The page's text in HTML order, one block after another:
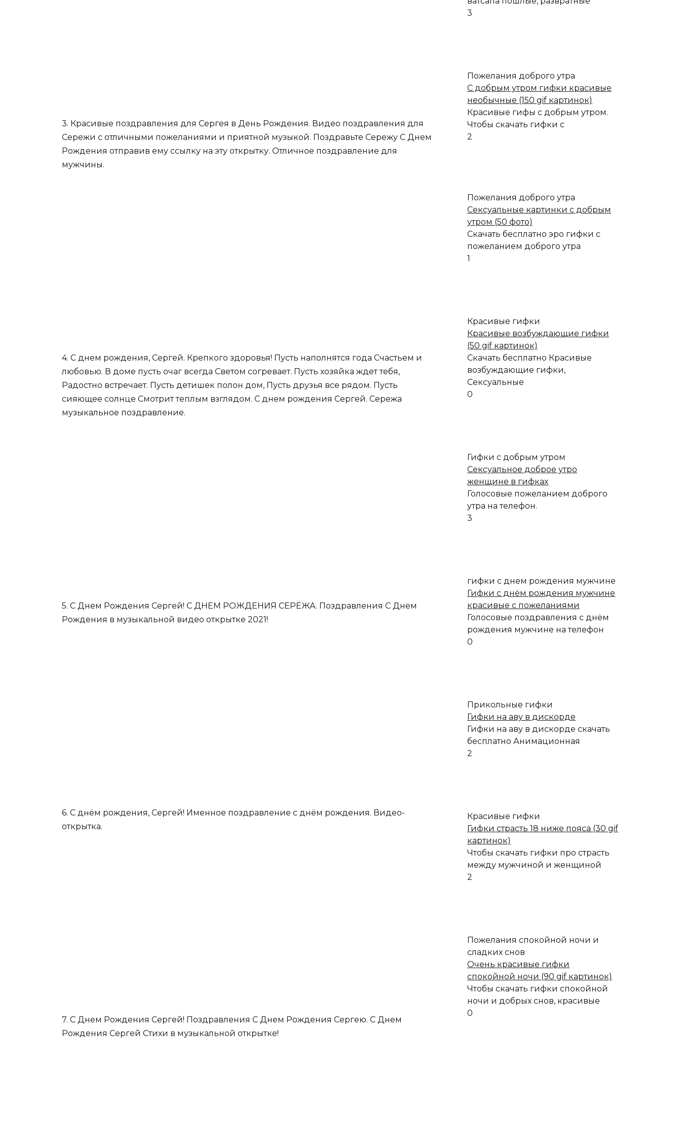
3. Красивые поздравления для Сергея в День Рождения. Видео поздравления для
Сережи с отличными пожеланиями и приятной музыкой. Поздравьте Сережу С Днем
Рождения отправив ему ссылку на эту открытку. Отличное поздравление для
мужчины.
4. С днем рождения, Сергей. Крепкого здоровья! Пусть наполнятся года Счастьем и
любовью. В доме пусть очаг всегда Светом согревает. Пусть хозяйка ждет тебя,
Радостно встречает. Пусть детишек полон дом, Пусть друзья все рядом. Пусть
сияющее солнце Смотрит теплым взглядом. С днем рождения Сергей. Сережа
музыкальное поздравление.
5. С Днем Рождения Сергей! С ДНЕМ РОЖДЕНИЯ СЕРЁЖА. Поздравления С Днем
Рождения в музыкальной видео открытке 2021!
6. С днём рождения, Сергей! Именное поздравление с днём рождения. Видео-
открытка.
7. С Днем Рождения Сергей! Поздравления С Днем Рождения Сергею. С Днем
Рождения Сергей Стихи в музыкальной открытке!
3
Пожелания доброго утра
C добрым утром гифки красивые
необычные (150 gif картинок)
Красивые гифы с добрым утром.
Чтобы скачать гифки с
2
Пожелания доброго утра
Сексуальные картинки с добрым
утром (50 фото)
Скачать бесплатно эро гифки с
пожеланием доброго утра
1
Красивые гифки
Красивые возбуждающие гифки
(50 gif картинок)
Скачать бесплатно Красивые
возбуждающие гифки,
Сексуальные
0
Гифки с добрым утром
Сексуальное доброе утро
женщине в гифках
Голосовые пожеланием доброго
утра на телефон.
3
гифки с днем рождения мужчине
Гифки с днём рождения мужчине
красивые с пожеланиями
Голосовые поздравления с днём
рождения мужчине на телефон
0
Прикольные гифки
Гифки на аву в дискорде
Гифки на аву в дискорде скачать
бесплатно Анимационная
2
Красивые гифки
Гифки страсть 18 ниже пояса (30 gif
картинок)
Чтобы скачать гифки про страсть
между мужчиной и женщиной
2
Пожелания спокойной ночи и
сладких снов
Очень красивые гифки
спокойной ночи (90 gif картинок)
Чтобы скачать гифки спокойной
ночи и добрых снов, красивые
0